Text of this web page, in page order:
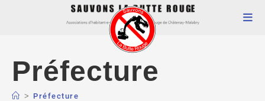
Préfecture
> Préfecture